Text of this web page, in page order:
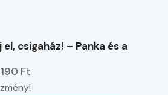
el, csigaház! – Panka és a
Ft